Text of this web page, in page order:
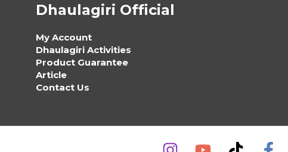
Dhaulagiri Official
My Account
Dhaulagiri Activities
Product Guarantee
Article
Contact Us